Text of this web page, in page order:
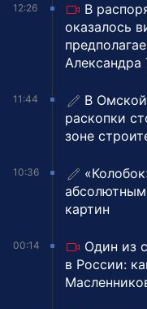
12:26
В
оказалось
Александра
11:44
В Омской
раскопки
зоне
10:36
картин
00:14
Один из
в России: